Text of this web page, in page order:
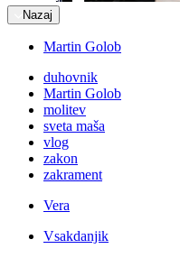
Nazaj
Martin Golob
duhovnik
Martin Golob
molitev
sveta maša
vlog
zakon
zakrament
Vera
Vsakdanjik